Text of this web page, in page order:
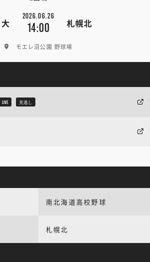
2026.06.26
14:00 札幌北
モエレ沼公園 野球場
LIVE 見逃し
南北海道高校野球
札幌北